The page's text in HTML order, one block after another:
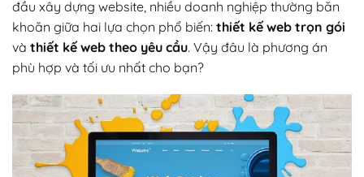
đầu xây dựng website, nhiều doanh nghiệp thường băn
khoăn giữa hai lựa chọn phổ biến: thiết kế web trọn gói
và thiết kế web theo yêu cầu. Vậy đâu là phương án
phù hợp và tối ưu nhất cho bạn?